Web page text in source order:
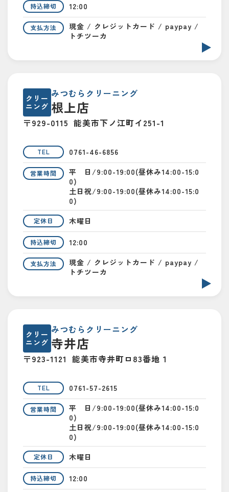
持込締切 12:00
支払方法
現金 / クレジットカード / paypay /
トチツーカ
クリー
ニング
みつむらクリーニング
根上店
〒929-0115 能美市下ノ江町イ251-1
TEL 0761-46-6856
営業時間
平 日/9:00-19:00(昼休み14:00-15:0
0)
土日祝/9:00-19:00(昼休み14:00-15:0
0)
定休日 木曜日
持込締切 12:00
支払方法
現金 / クレジットカード / paypay /
トチツーカ
クリー
ニング
みつむらクリーニング
寺井店
〒923-1121 能美市寺井町ロ83番地１
TEL 0761-57-2615
営業時間
平 日/9:00-19:00(昼休み14:00-15:0
0)
土日祝/9:00-19:00(昼休み14:00-15:0
0)
定休日 木曜日
持込締切 12:00